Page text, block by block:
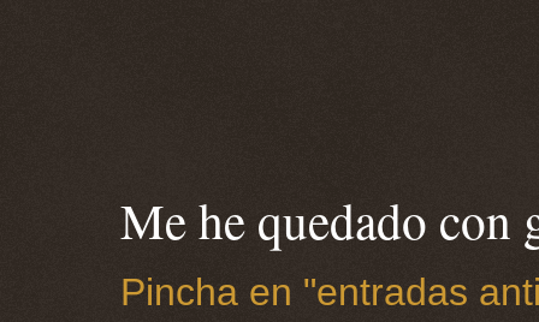
Me he quedado con
Pincha en "entradas